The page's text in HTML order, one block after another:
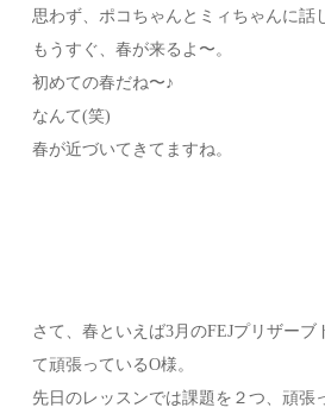
思わず、ポコちゃんとミィちゃんに話
もうすぐ、春が来るよ〜。
初めての春だね〜♪
なんて(笑)
春が近づいてきてますね。
さて、春といえば3月のFEJプリザー
て頑張っているO様。
先日のレッスンでは課題を２つ、頑張